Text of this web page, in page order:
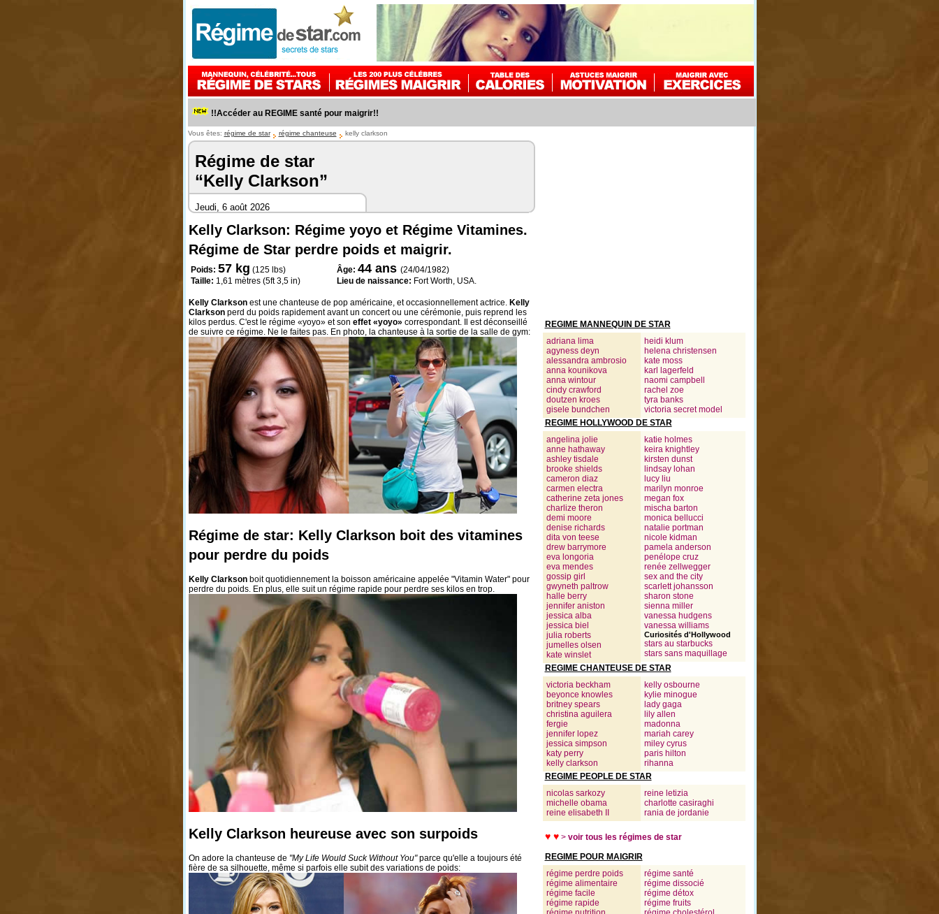
!!Accéder au REGIME santé pour maigrir!!
Vous êtes: régime de star régime chanteuse kelly clarkson
Régime de star
“Kelly Clarkson”
Jeudi, 6 août 2026
Kelly Clarkson: Régime yoyo et Régime Vitamines.
Régime de Star perdre poids et maigrir.
Poids: 57 kg (125 lbs)
Taille: 1,61 mètres (5ft 3,5 in)
Âge: 44 ans (24/04/1982)
Lieu de naissance: Fort Worth, USA.
Kelly Clarkson est une chanteuse de pop américaine, et occasionnellement actrice. Kelly
Clarkson perd du poids rapidement avant un concert ou une cérémonie, puis reprend les
kilos perdus. C'est le régime «yoyo» et son effet «yoyo» correspondant. Il est déconseillé
de suivre ce régime. Ne le faites pas. En photo, la chanteuse à la sortie de la salle de gym:
Régime de star: Kelly Clarkson boit des vitamines
pour perdre du poids
Kelly Clarkson boit quotidiennement la boisson américaine appelée "Vitamin Water" pour
perdre du poids. En plus, elle suit un régime rapide pour perdre ses kilos en trop.
Kelly Clarkson heureuse avec son surpoids
On adore la chanteuse de "My Life Would Suck Without You"parce qu'elle a toujours été
fière de sa silhouette, même si parfois elle subit des variations de poids:
REGIME MANNEQUIN DE STAR
adriana lima
agyness deyn
alessandra ambrosio
anna kounikova
anna wintour
cindy crawford
doutzen kroes
gisele bundchen
heidi klum
helena christensen
kate moss
karl lagerfeld
naomi campbell
rachel zoe
tyra banks
victoria secret model
REGIME HOLLYWOOD DE STAR
angelina jolie
anne hathaway
ashley tisdale
brooke shields
cameron diaz
carmen electra
catherine zeta jones
charlize theron
demi moore
denise richards
dita von teese
drew barrymore
eva longoria
eva mendes
gossip girl
gwyneth paltrow
halle berry
jennifer aniston
jessica alba
jessica biel
julia roberts
jumelles olsen
kate winslet
katie holmes
keira knightley
kirsten dunst
lindsay lohan
lucy liu
marilyn monroe
megan fox
mischa barton
monica bellucci
natalie portman
nicole kidman
pamela anderson
penélope cruz
renée zellwegger
sex and the city
scarlett johansson
sharon stone
sienna miller
vanessa hudgens
vanessa williams
Curiosités d'Hollywood
stars au starbucks
stars sans maquillage
REGIME CHANTEUSE DE STAR
victoria beckham
beyonce knowles
britney spears
christina aguilera
fergie
jennifer lopez
jessica simpson
katy perry
kelly clarkson
kelly osbourne
kylie minogue
lady gaga
lily allen
madonna
mariah carey
miley cyrus
paris hilton
rihanna
REGIME PEOPLE DE STAR
nicolas sarkozy
michelle obama
reine elisabeth II
reine letizia
charlotte casiraghi
rania de jordanie
♥ ♥> voir tous les régimes de star
REGIME POUR MAIGRIR
régime perdre poids
régime alimentaire
régime facile
régime rapide
régime santé
régime dissocié
régime détox
régime fruits